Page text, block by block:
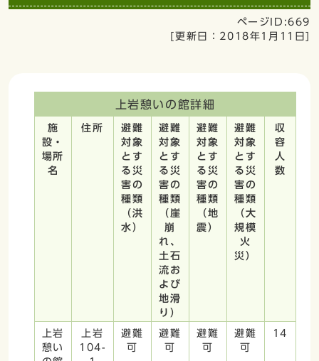
ページID:669
[更新日： 2018年1月11日]
上岩憩いの館詳細
施
設・
場所
名
住所
避難
対象
とす
る災
害の
種類
（洪
水）
避難
対象
とす
る災
害の
種類
（崖
崩
れ、
土石
流お
よび
地滑
り）
避難
対象
とす
る災
害の
種類
（地
震）
避難
対象
とす
る災
害の
種類
（大
規模
火
災）
収
容
人
数
上岩
憩い
上岩
104-
避難
可
避難
可
避難
可
避難
可
14